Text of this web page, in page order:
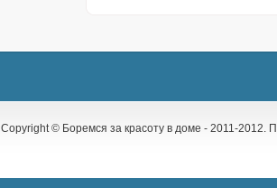
Copyright © Боремся за красоту в доме - 2011-2012.